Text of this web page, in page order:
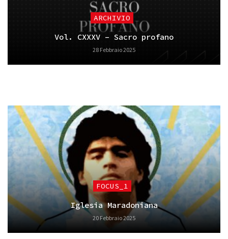
ARCHIVIO
Vol. CXXXV – Sacro profano
28 Febbraio 2025
FOCUS_1
Iglesia Maradoniana
20 Febbraio 2025